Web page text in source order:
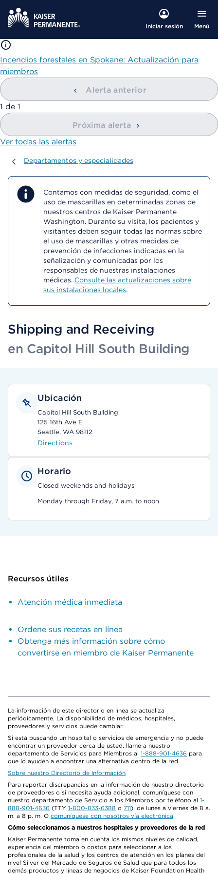
Iniciar sesión Menú
Incendios forestales en Spokane: Actualización para
miembros
Alerta anterior
mostrando
1 de 1
Próxima alerta
Ver todas las alertas
Departamentos y especialidades
Departamentos y especialidades
Contamos con medidas de seguridad, como el
uso de mascarillas en determinadas zonas de
nuestros centros de Kaiser Permanente
Washington. Durante su visita, los pacientes y
visitantes deben seguir todas las normas sobre
el uso de mascarillas y otras medidas de
prevención de infecciones indicadas en la
señalización y comunicadas por los
responsables de nuestras instalaciones
médicas. Consulte las actualizaciones sobre
sus instalaciones locales.
Shipping and Receiving
en Capitol Hill South Building
Ubicación
Capitol Hill South Building
125 16th Ave E
Seattle, WA 98112
Directions
Horario
Closed weekends and holidays
Monday through Friday, 7 a.m. to noon
Recursos útiles
Atención médica inmediata
Ordene sus recetas en línea
Obtenga más información sobre cómo
convertirse en miembro de Kaiser Permanente
La información de este directorio en línea se actualiza
periódicamente. La disponibilidad de médicos, hospitales,
proveedores y servicios puede cambiar.
Si está buscando un hospital o servicios de emergencia y no puede
encontrar un proveedor cerca de usted, llame a nuestro
departamento de Servicios para Miembros al 1-888-901-4636 para
que lo ayuden a encontrar una alternativa dentro de la red.
Sobre nuestro Directorio de Información
Para reportar discrepancias en la información de nuestro directorio
de proveedores o si necesita ayuda adicional, comuníquese con
nuestro departamento de Servicio a los Miembros por teléfono al 1-
888-901-4636 (TTY 1-800-833-6388 o 711), de lunes a viernes de 8 a.
m. a 8 p. m. O comuníquese con nosotros vía electrónica.
Cómo seleccionamos a nuestros hospitales y proveedores de la red
Kaiser Permanente toma en cuenta los mismos niveles de calidad,
experiencia del miembro o costos para seleccionar a los
profesionales de la salud y los centros de atención en los planes del
nivel Silver del Mercado de Seguros de Salud que para todos los
demás productos y líneas de negocios de Kaiser Foundation Health